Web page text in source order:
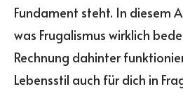
Fundament steht. In diesem
was Frugalismus wirklich
Rechnung dahinter
Lebensstil auch für dich in